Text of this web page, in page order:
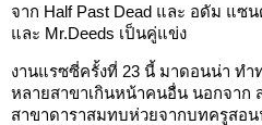
จาก Half Past Dead และ อดัม แซน
และ Mr.Deeds เป็นคู่แข่ง
งานแรซซี่ครั้งที่ 23 นี้ มาดอนน่า ทำ
หลายสาขาเกินหน้าคนอื่น นอกจาก
สาขาดาราสมทบห่วยจากบทครูสอ